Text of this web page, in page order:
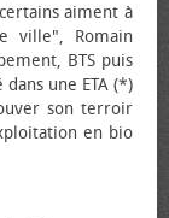
aiment à
ville", Romain
BTS puis
une ETA (*)
son terroir
en bio